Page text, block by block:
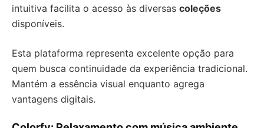
intuitiva facilita o acesso às diversas coleções
disponíveis.
Esta plataforma representa excelente opção para
quem busca continuidade da experiência tradicional.
Mantém a essência visual enquanto agrega
vantagens digitais.